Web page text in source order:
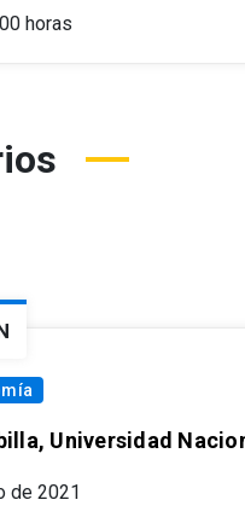
horas
Universidad
de 2021